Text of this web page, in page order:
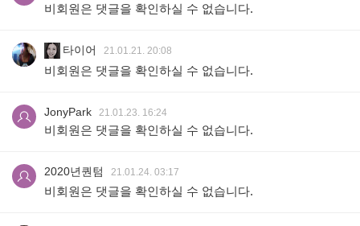
비회원은 댓글을 확인하실 수 없습니다.
타이어 21.01.21. 20:08
비회원은 댓글을 확인하실 수 없습니다.
JonyPark 21.01.23. 16:24
비회원은 댓글을 확인하실 수 없습니다.
2020년퀀텀 21.01.24. 03:17
비회원은 댓글을 확인하실 수 없습니다.